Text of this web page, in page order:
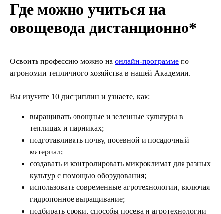
Где можно учиться на
овощевода дистанционно*
Освоить профессию можно на онлайн-программе по
агрономии тепличного хозяйства в нашей Академии.
Вы изучите 10 дисциплин и узнаете, как:
выращивать овощные и зеленные культуры в
теплицах и парниках;
подготавливать почву, посевной и посадочный
материал;
создавать и контролировать микроклимат для разных
культур с помощью оборудования;
использовать современные агротехнологии, включая
гидропонное выращивание;
подбирать сроки, способы посева и агротехнологии